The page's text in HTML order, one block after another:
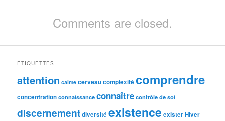
Comments are closed.
ÉTIQUETTES
attention calme cerveaucomplexité comprendre
concentrationconnaissanceconnaîtrecontrôle de soi
discernementdiversité existence existerHiver